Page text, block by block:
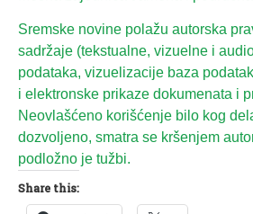
Sremske novine polažu autorska
sadržaje (tekstualne, vizuelne i
podataka, vizuelizacije baza
i elektronske prikaze dokumenata i
Neovlašćeno korišćenje bilo kog
dozvoljeno, smatra se kršenjem
podložno je tužbi.
Share this: